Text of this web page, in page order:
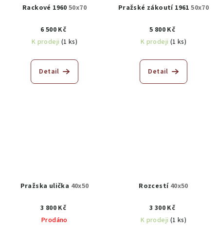
Rackové 196050x70
6 500 Kč
K prodeji (1 ks)
Detail
Pražské zákoutí 196150x70
5 800 Kč
K prodeji (1 ks)
Detail
Pražska ulička 40x50
3 800 Kč
Prodáno
Rozcestí 40x50
3 300 Kč
K prodeji (1 ks)